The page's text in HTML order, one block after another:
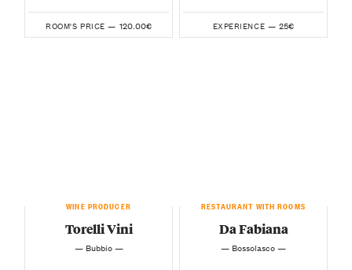
ROOM'S PRICE — 120.00€ EXPERIENCE — 25€
WINE PRODUCER
Torelli Vini
— Bubbio —
RESTAURANT WITH ROOMS
Da Fabiana
— Bossolasco —